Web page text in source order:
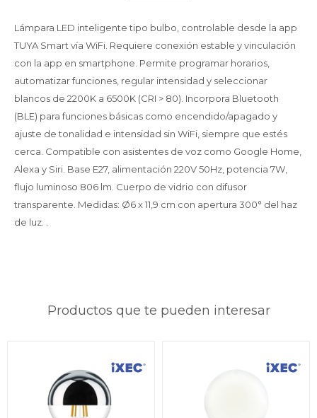
Lámpara LED inteligente tipo bulbo, controlable desde la app
TUYA Smart vía WiFi. Requiere conexión estable y vinculación
con la app en smartphone. Permite programar horarios,
automatizar funciones, regular intensidad y seleccionar
blancos de 2200K a 6500K (CRI > 80). Incorpora Bluetooth
(BLE) para funciones básicas como encendido/apagado y
ajuste de tonalidad e intensidad sin WiFi, siempre que estés
cerca. Compatible con asistentes de voz como Google Home,
Alexa y Siri. Base E27, alimentación 220V 50Hz, potencia 7W,
flujo luminoso 806 lm. Cuerpo de vidrio con difusor
transparente. Medidas: Ø6 x 11,9 cm con apertura 300° del haz
de luz. .
Productos que te pueden interesar